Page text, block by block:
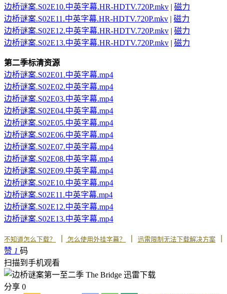
边桥谜案.S02E10.中英字幕.HR-HDTV.720P.mkv | 磁力
边桥谜案.S02E11.中英字幕.HR-HDTV.720P.mkv | 磁力
边桥谜案.S02E12.中英字幕.HR-HDTV.720P.mkv | 磁力
边桥谜案.S02E13.中英字幕.HR-HDTV.720P.mkv | 磁力
第二季标清资源
边桥谜案.S02E01.中英字幕.mp4
边桥谜案.S02E02.中英字幕.mp4
边桥谜案.S02E03.中英字幕.mp4
边桥谜案.S02E04.中英字幕.mp4
边桥谜案.S02E05.中英字幕.mp4
边桥谜案.S02E06.中英字幕.mp4
边桥谜案.S02E07.中英字幕.mp4
边桥谜案.S02E08.中英字幕.mp4
边桥谜案.S02E09.中英字幕.mp4
边桥谜案.S02E10.中英字幕.mp4
边桥谜案.S02E11.中英字幕.mp4
边桥谜案.S02E12.中英字幕.mp4
边桥谜案.S02E13.中英字幕.mp4
不知道怎么下载？ 怎么使用外挂字幕？ 迅雷限制无法下载解决方案
赞 1 码
扫描到手机观看
分享 0